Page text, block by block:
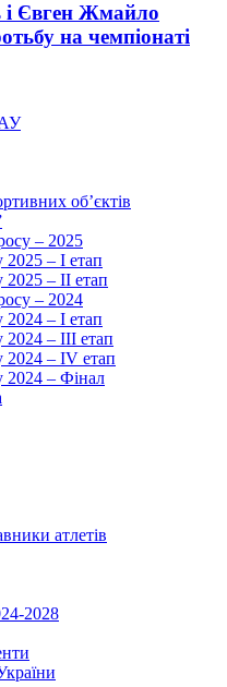
і Євген Жмайло
на чемпіонаті
об’єктів
– 2025
2025 – I етап
2025 – II етап
– 2024
2024 – I етап
2024 – III етап
2024 – IV етап
2024 – Фінал
атлетів
2028